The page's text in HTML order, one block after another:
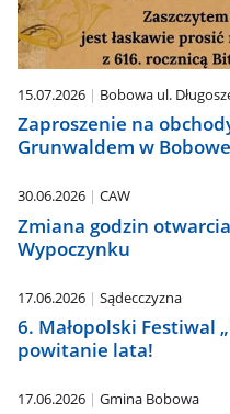
15.07.2026 Bobowa ul.
Zaproszenie na
Grunwaldem w
30.06.2026 CAW
Zmiana godzin
Wypoczynku
17.06.2026 Sądecczyzna
6. Małopolski Festiwal
powitanie lata!
17.06.2026 Gmina Bobowa